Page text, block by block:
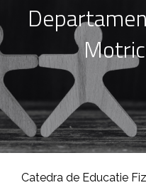
Catedra de Educatie